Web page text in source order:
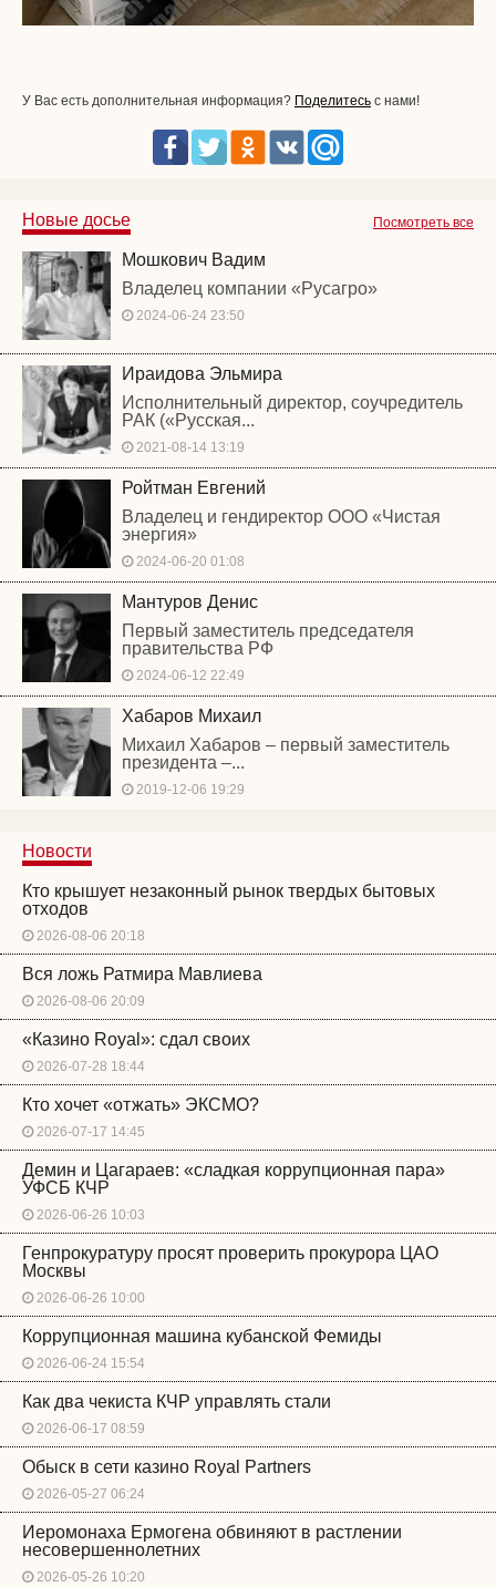
У Вас есть дополнительная информация? Поделитесь с нами!
Посмотреть все
Новые досье
Мошкович Вадим
Владелец компании «Русагро»
2024-06-24 23:50
Ираидова Эльмира
Исполнительный директор, соучредитель
РАК («Русская...
2021-08-14 13:19
Ройтман Евгений
Владелец и гендиректор ООО «Чистая
энергия»
2024-06-20 01:08
Мантуров Денис
Первый заместитель председателя
правительства РФ
2024-06-12 22:49
Хабаров Михаил
Михаил Хабаров – первый заместитель
президента –...
2019-12-06 19:29
Новости
Кто крышует незаконный рынок твердых бытовых
отходов
2026-08-06 20:18
Вся ложь Ратмира Мавлиева
2026-08-06 20:09
«Казино Royal»: сдал своих
2026-07-28 18:44
Кто хочет «отжать» ЭКСМО?
2026-07-17 14:45
Демин и Цагараев: «сладкая коррупционная пара»
УФСБ КЧР
2026-06-26 10:03
Генпрокуратуру просят проверить прокурора ЦАО
Москвы
2026-06-26 10:00
Коррупционная машина кубанской Фемиды
2026-06-24 15:54
Как два чекиста КЧР управлять стали
2026-06-17 08:59
Обыск в сети казино Royal Partners
2026-05-27 06:24
Иеромонаха Ермогена обвиняют в растлении
несовершеннолетних
2026-05-26 10:20